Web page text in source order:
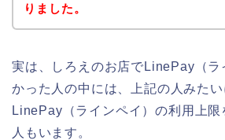
りました。
実は、しろえのお店でLinePay（ラ
かった人の中には、上記の人みた
LinePay（ラインペイ）の利用上限
人もいます。